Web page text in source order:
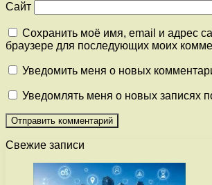
Сайт
Сохранить моё имя, email и адрес
браузере для последующих моих
Уведомить меня о новых
Уведомлять меня о новых записях
Свежие записи